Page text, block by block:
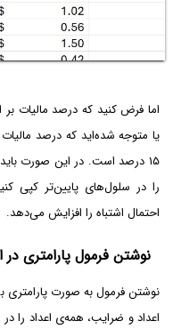
اما فرض کنید که درصد مالیات بر
۱۵ درصد است. در این صورت
را در سلول‌های پایین‌تر کپی
احتمال اشتباه را افزایش می‌دهد.
نوشتن فرمول پارامتری
نوشتن فرمول به صورت
اعداد و ضرایب، همه‌ی اعداد را